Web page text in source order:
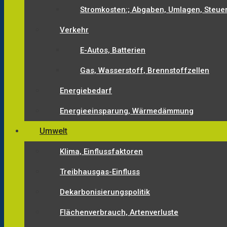
Stromkosten:; Abgaben, Umlagen,
Verkehr
E-Autos, Batterien
Gas, Wasserstoff, Brennstoffzellen
Energiebedarf
Energieeinsparung, Wärmedämmung
Umwelt
Klima, Einflussfaktoren
Treibhausgas-Einfluss
Dekarbonisierungspolitik
Flächenverbrauch, Artenverluste